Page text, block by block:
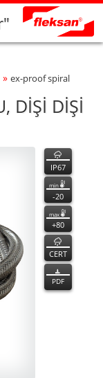
» ex-proof spi̇ral
DİŞİ DİŞİ
özellikler
IP67
min
-20
max
+80
CERT
PDF